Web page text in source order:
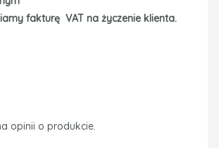
fakturę VAT na życzenie klienta.
opinii o produkcie.